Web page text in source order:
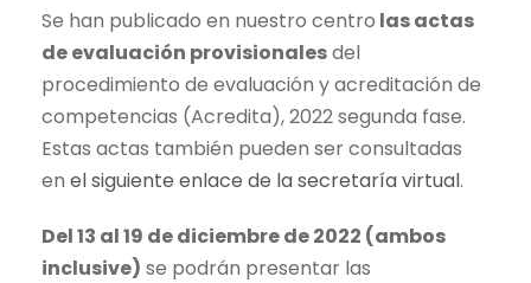
Se han publicado en nuestro centro las actas
de evaluación provisionalesdel
procedimiento de evaluación y acreditación de
competencias (Acredita), 2022 segunda fase.
Estas actas también pueden ser consultadas
en el siguiente enlace de la secretaría virtual.
Del 13 al 19 de diciembre de 2022 (ambos
inclusive) se podrán presentar las